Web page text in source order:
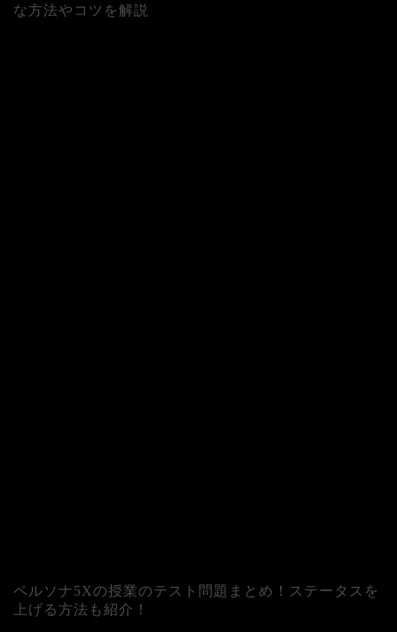
な方法やコツを解説
ペルソナ5Xの授業のテスト問題まとめ！ステータスを
上げる方法も紹介！